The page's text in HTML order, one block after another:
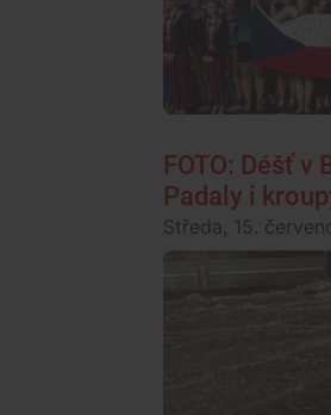
FOTO: Déšť
Padaly i
Středa, 15.